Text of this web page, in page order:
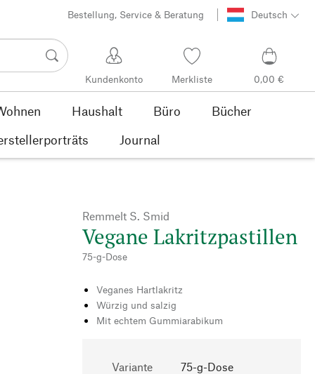
Bestellung, Service & Beratung Deutsch
Kundenkonto Merkliste 0,00 €
Haushalt Büro
Bücher
Journal
Remmelt S. Smid
Vegane Lakritzpastillen
75-g-Dose
Veganes Hartlakritz
Würzig und salzig
Mit echtem Gummiarabikum
Variante 75-g-Dose